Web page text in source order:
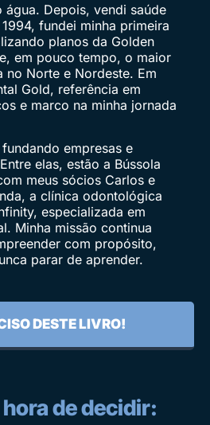
água. Depois, vendi saúde
fundei minha primeira
planos da Golden
em pouco tempo, o maior
no Norte e Nordeste. Em
Gold, referência em
e marco na minha jornada
empresas e
elas, estão a Bússola
meus sócios Carlos e
a clínica odontológica
especializada em
Minha missão continua
com propósito,
parar de aprender.
DESTE LIVRO!
de decidir: